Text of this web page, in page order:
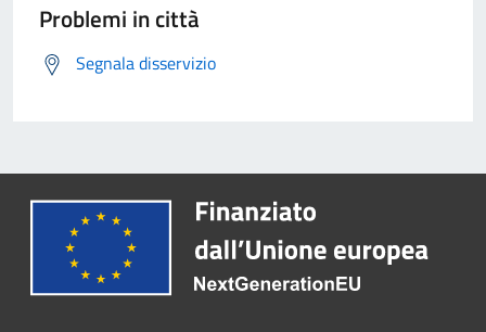
Problemi in città
Segnala disservizio